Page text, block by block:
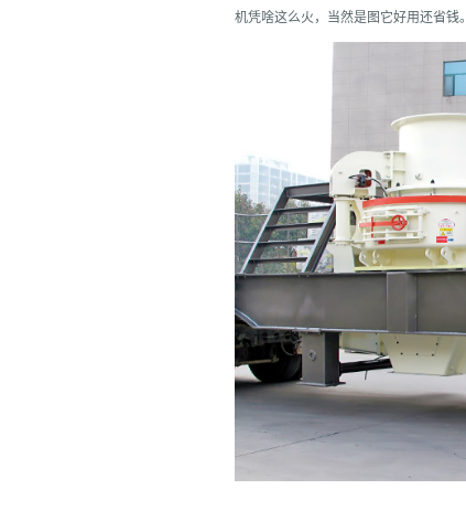
机凭啥这么火，当然是图它好用还省钱。